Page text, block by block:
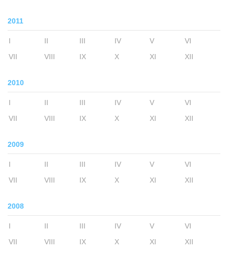
2011
I II III IV V
VI
VII
VIII IX X XI XII
2010
I II III IV V
VI
VII
VIII IX X XI XII
2009
I II III IV V
VI
VII
VIII IX X XI XII
2008
I II III IV V
VI
VII
VIII IX X XI XII